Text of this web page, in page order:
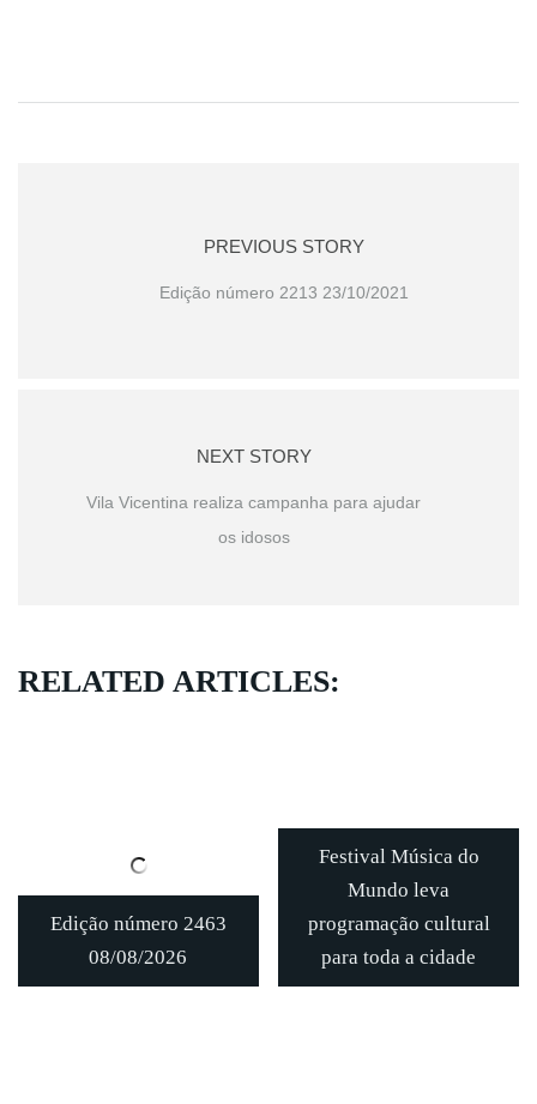
PREVIOUS STORY
Edição número 2213 23/10/2021
NEXT STORY
Vila Vicentina realiza campanha para ajudar
os idosos
RELATED ARTICLES:
Edição número 2463
08/08/2026
Festival Música do
Mundo leva
programação cultural
para toda a cidade